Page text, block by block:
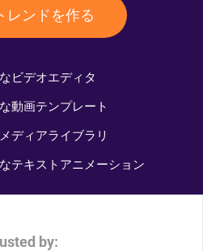
レンドを作る
ビデオエディタ
動画テンプレート
ディアライブラリ
テキストアニメーション
by: